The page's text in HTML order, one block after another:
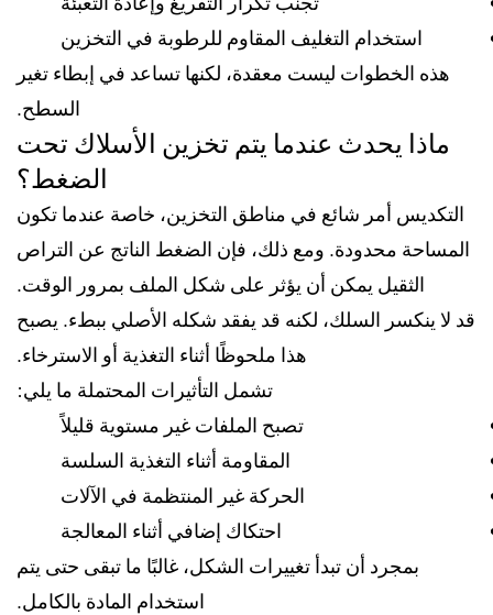
استخدام التغليف المقاوم للرطوبة في التخزين
هذه الخطوات ليست معقدة، لكنها تساعد في إبطاء تغير
السطح.
ماذا يحدث عندما يتم تخزين الأسلاك تحت
الضغط؟
التكديس أمر شائع في مناطق التخزين، خاصة عندما تكون
المساحة محدودة. ومع ذلك، فإن الضغط الناتج عن التراص
الثقيل يمكن أن يؤثر على شكل الملف بمرور الوقت.
قد لا ينكسر السلك، لكنه قد يفقد شكله الأصلي ببطء. يصبح
هذا ملحوظًا أثناء التغذية أو الاسترخاء.
تشمل التأثيرات المحتملة ما يلي:
تصبح الملفات غير مستوية قليلاً
المقاومة أثناء التغذية السلسة
الحركة غير المنتظمة في الآلات
احتكاك إضافي أثناء المعالجة
بمجرد أن تبدأ تغييرات الشكل، غالبًا ما تبقى حتى يتم
استخدام المادة بالكامل.